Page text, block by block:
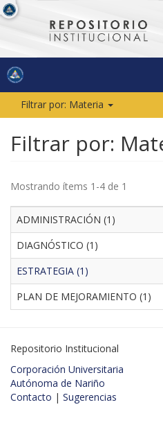
Filtrar por: Materia
Filtrar por:
Mostrando ítems 1-4 de 1
ADMINISTRACIÓN (1)
DIAGNÓSTICO (1)
ESTRATEGIA (1)
PLAN DE MEJORAMIENTO (1)
Repositorio Institucional
Corporación Universitaria
Autónoma de Nariño
Contacto | Sugerencias